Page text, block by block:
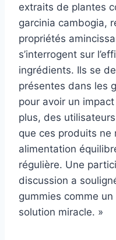
extraits de plantes
garcinia cambogia,
propriétés
s’interrogent sur
ingrédients. Ils se
présentes dans les
pour avoir un
plus, des
que ces produits ne
alimentation
régulière. Une
discussion a
gummies comme
solution miracle. »